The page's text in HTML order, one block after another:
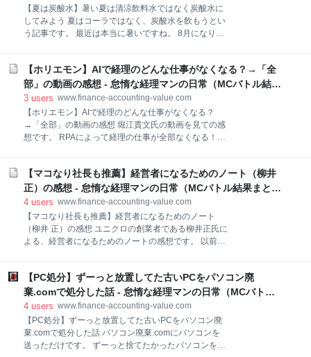
書店単行本） ③天才を殺す凡人（北野 唯我） ④選択
の科学（シーナ・アイエンガー） ⑤ ゼロ・トゥ・ワン
（ピーター・ティール 、ブレイク・マスターズ）
投資の思考法（柴山 和久
【夏は炭酸水】暑い夏は清涼飲料水ではなく炭酸水に
してみよう 夏はコーラではなく、炭酸水を飲もうとい
う記事です。 最近は本当に暑いですね。 8月になり夏
酸水をオススメする3つの理由を紹介します。 結論：
低カロリー、夏バテ予防、疲労回復 低カロリー なんと
いってもこれです。 コーラやファンタなどの清涼飲料
水も確かに美味しいし、夏には飲みたくなります。 ま
た、暑い夏にはビールも最高です。 ただ、清涼飲料水
やアルコールを毎日飲むのは健康的とは言えません。
炭酸水にすることにしました。 無糖のものを選ぶのが
ポイントです。 しかも炭酸水の方が大抵安いというメ
リットもあります。 夏バテ防止 炭酸水には血管拡張
【ホリエモン】AIで経理のどんな仕事がなくなる？→「全
部」の動画の感想 - 怠惰な経理マンの日常（MCバトル結果
まとめ他）
3 users www.finance-accounting-value.com
【ホリエモン】AIで経理のどんな仕事がなくなる？
→「全部」の動画の感想 堀江貴文氏の動画を見ての感
想です。 RPAによって経理の仕事が全部なくなる！と
の動画で、ほぼ得るものがなかった 動画の要約 全部で
13分間の動画。 初めに、スケジュール調整のソフトの
宣伝が4分（半谷尚瑛氏）。 そもそも経理の仕事は
「お金？」と寺田氏が言うと、堀江氏は「帳簿」と答
える。 アシスタントの寺田有希氏に確定申告はどうし
ているかを堀江氏が訊く。 寺田氏の回答は、あやふや
ころ満載。 →コメントでは変な風にとられていました
が、多分税理士とかに投げてそうですが 申告はしてい
るというが、う～んという感じ。 感想
【マコなり社長も推薦】経営者になるためのノート（柳井
正）の感想 - 怠惰な経理マンの日常（MCバトル結果まとめ
他）
4 users www.finance-accounting-value.com
【マコなり社長も推薦】経営者になるためのノート
（柳井 正）の感想 ユニクロの創業者である柳井正氏に
よる、経営者になるためのノートの感想です。 以前も
ためのノートを読んでみました。 www.finance-
accounting-value.com マコなり社長の動画はこちら
www.youtube.com 正直な感想としては、そんなに目新
しいことは言っていないような気がしました。 本はノ
ート形式になっていて、半期毎に振り返りができるよ
うにセルフワークの部分があるのは、いいところだと
【PC処分】ずーっと放置してた古いPCをパソコン廃
棄.comで処分した話 - 怠惰な経理マンの日常（MCバトル
結果まとめ他）
4 users www.finance-accounting-value.com
【PC処分】ずーっと放置してた古いPCをパソコン廃
棄.comで処分した話 パソコン廃棄.comにパソコンを
送っただけです。 ずーっと捨てたかったパソコンをよ